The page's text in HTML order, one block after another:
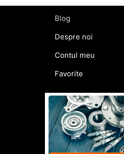
Blog
Despre noi
Contul meu
Favorite